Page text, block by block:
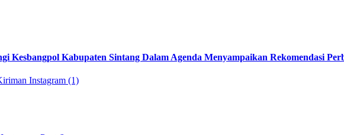
Kesbangpol Kabupaten Sintang Dalam Agenda Menyampaikan Rekomendasi